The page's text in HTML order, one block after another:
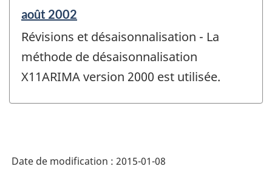
Période
référence
de
-
août 2002
Révisions et désaisonnalisation - La
méthode de désaisonnalisation
X11ARIMA version 2000 est utilisée.
Date de modification : 2015-01-08